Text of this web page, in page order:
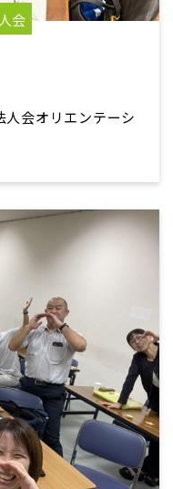
会
人会オリエンテーシ